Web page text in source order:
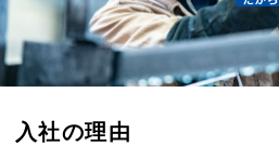
入社の理由